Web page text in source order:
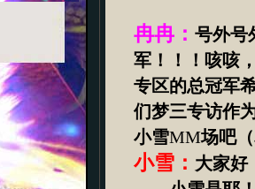
冉冉：号外号
军！！！咳咳
专区的总冠军
们梦三专访作
小雪MM场吧
小雪： 大家好